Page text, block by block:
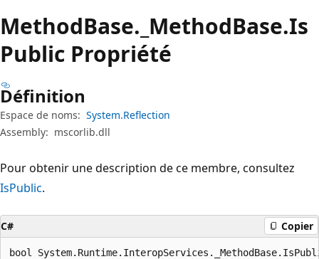
MethodBase._MethodBase.Is
Public Propriété
Définition
Espace de noms: System.Reflection
Assembly: mscorlib.dll
Pour obtenir une description de ce membre, consultez
IsPublic.
C# Copier
bool